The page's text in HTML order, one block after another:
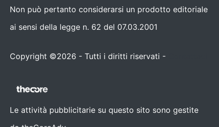
Non può pertanto considerarsi un prodotto editoriale
ai sensi della legge n. 62 del 07.03.2001
Copyright ©2026 - Tutti i diritti riservati -
Le attività pubblicitarie su questo sito sono gestite